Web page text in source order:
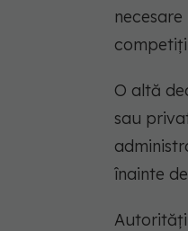
O altă
sau
înainte